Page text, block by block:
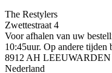
The Restylers
Zwettestraat 4
Voor afhalen van uw
10:45uur. Op andere tijden
8912 AH LEEUWARDEN
Nederland